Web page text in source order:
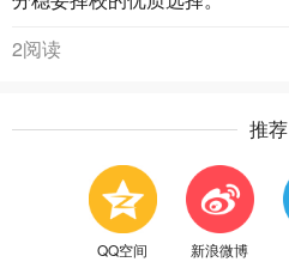
2阅读
推荐
QQ空间 新浪微博